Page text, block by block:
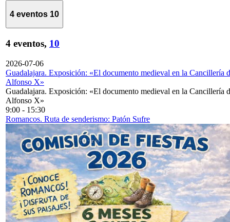
4 eventos 10
4 eventos, 10
2026-07-06
Guadalajara. Exposición: «El documento medieval en la Cancillería
Alfonso X»
Guadalajara. Exposición: «El documento medieval en la Cancillería
Alfonso X»
9:00 - 15:30
Romancos. Ruta de senderismo: Patón Sufre